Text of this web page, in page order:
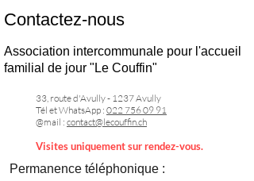
Contactez-nous
Association intercommunale pour l'accueil
familial de jour "Le Couffin"
33, route d'Avully - 1237 Avully
Tél et WhatsApp : 022 756 09 91
@mail : contact@lecouffin.ch
Visites uniquement sur rendez-vous.
Permanence téléphonique :